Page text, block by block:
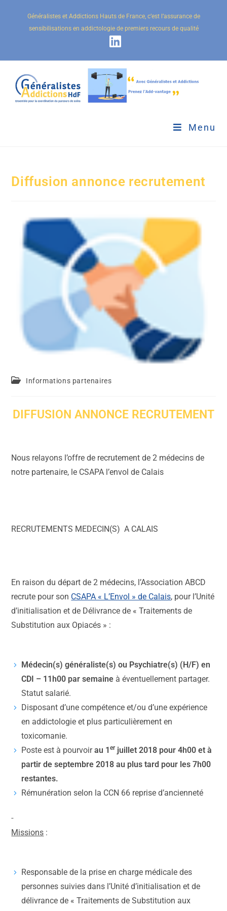
Généralistes et Addictions Hauts de France, c’est l’assurance de
sensibilisations en addictologie de premiers recours de qualité
Menu
Diffusion annonce recrutement
Informations partenaires
DIFFUSION ANNONCE RECRUTEMENT
Nous relayons l’offre de recrutement de 2 médecins de
notre partenaire, le CSAPA l’envol de Calais
RECRUTEMENTS MEDECIN(S) A CALAIS
En raison du départ de 2 médecins, l’Association ABCD
recrute pour son CSAPA « L’Envol » de Calais, pour l’Unité
d’initialisation et de Délivrance de « Traitements de
Substitution aux Opiacés » :
Médecin(s) généraliste(s) ou Psychiatre(s) (H/F) en
CDI – 11h00 par semaine à éventuellement partager.
Statut salarié.
Disposant d’une compétence et/ou d’une expérience
en addictologie et plus particulièrement en
toxicomanie.
Poste est à pourvoirau 1er juillet 2018 pour 4h00 et à
partir de septembre 2018 au plus tard pour les 7h00
restantes.
Rémunération selon la CCN 66 reprise d’ancienneté
Missions :
Responsable de la prise en charge médicale des
personnes suivies dans l’Unité d’initialisation et de
délivrance de « Traitements de Substitution aux